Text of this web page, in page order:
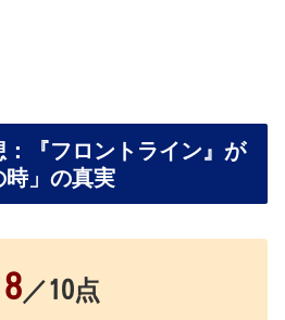
『フロントライン』が
時」の真実
8 ／10点